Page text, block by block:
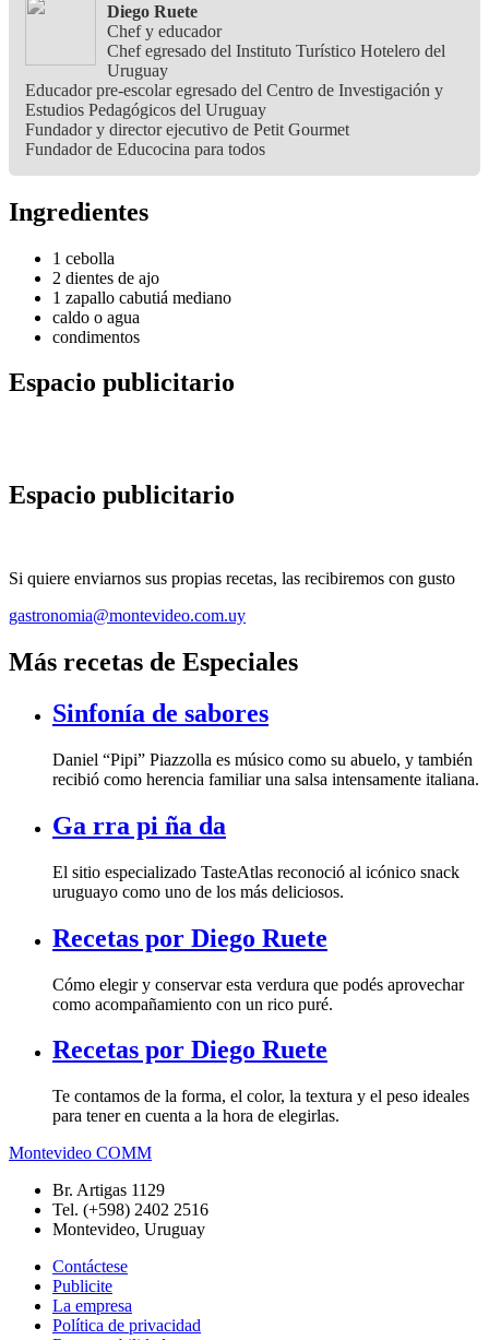
Diego Ruete
Chef y educador
Chef egresado del Instituto Turístico Hotelero del
Uruguay
Educador pre-escolar egresado del Centro de Investigación y
Estudios Pedagógicos del Uruguay
Fundador y director ejecutivo de Petit Gourmet
Fundador de Educocina para todos
Ingredientes
1 cebolla
2 dientes de ajo
1 zapallo cabutiá mediano
caldo o agua
condimentos
Espacio publicitario
Espacio publicitario
Si quiere enviarnos sus propias recetas, las recibiremos con gusto
gastronomia@montevideo.com.uy
Más recetas de Especiales
Sinfonía de sabores
Daniel “Pipi” Piazzolla es músico como su abuelo, y también
recibió como herencia familiar una salsa intensamente italiana.
Ga rra pi ña da
El sitio especializado TasteAtlas reconoció al icónico snack
uruguayo como uno de los más deliciosos.
Recetas por Diego Ruete
Cómo elegir y conservar esta verdura que podés aprovechar
como acompañamiento con un rico puré.
Recetas por Diego Ruete
Te contamos de la forma, el color, la textura y el peso ideales
para tener en cuenta a la hora de elegirlas.
Montevideo COMM
Br. Artigas 1129
Tel. (+598) 2402 2516
Montevideo, Uruguay
Contáctese
Publicite
La empresa
Política de privacidad